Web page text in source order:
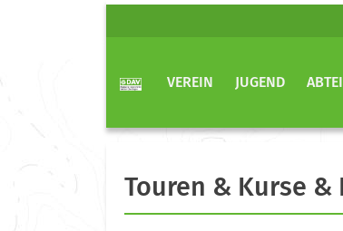
VEREIN JUGEND
Touren & Kurse &